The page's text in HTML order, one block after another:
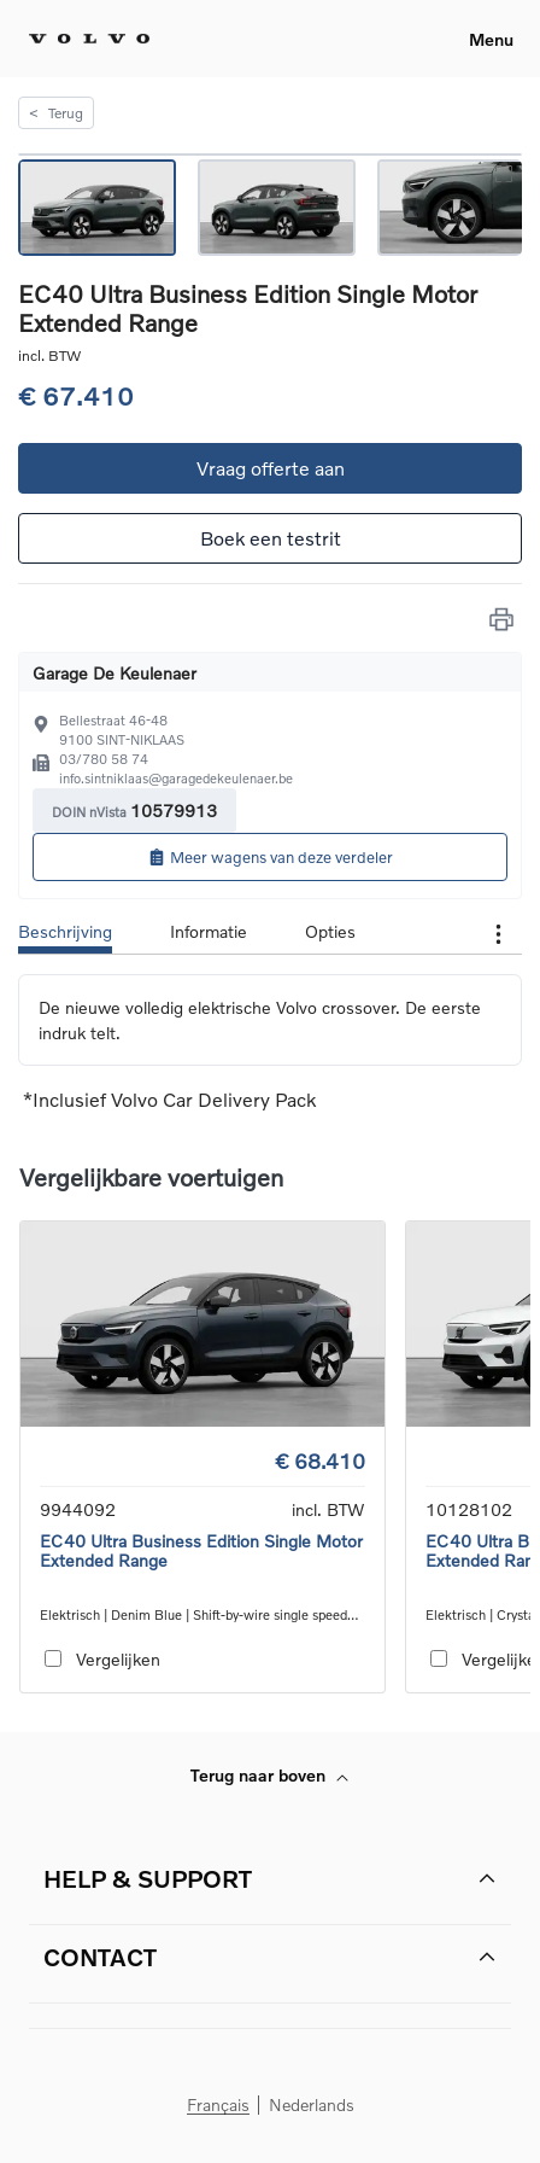
Menu
< Terug
EC40 Ultra Business Edition Single Motor
Extended Range
incl. BTW
€ 67.410
Vraag offerte aan
Boek een testrit
Garage De Keulenaer
Bellestraat 46-48
9100 SINT-NIKLAAS
03/780 58 74
info.sintniklaas@garagedekeulenaer.be
DOIN nVista 10579913
Meer wagens van deze verdeler
Beschrijving Informatie Opties
De nieuwe volledig elektrische Volvo crossover. De eerste
indruk telt.
*Inclusief Volvo Car Delivery Pack
Vergelijkbare voertuigen
€ 68.410
9944092
incl. BTW
EC40 Ultra Business Edition Single Motor
Extended Range
Elektrisch | Denim Blue | Shift-by-wire single speed
Vergelijken
10128102
EC40 Ultra
Extended
Elektrisch |
Terug naar boven
HELP & SUPPORT
CONTACT
Français Nederlands